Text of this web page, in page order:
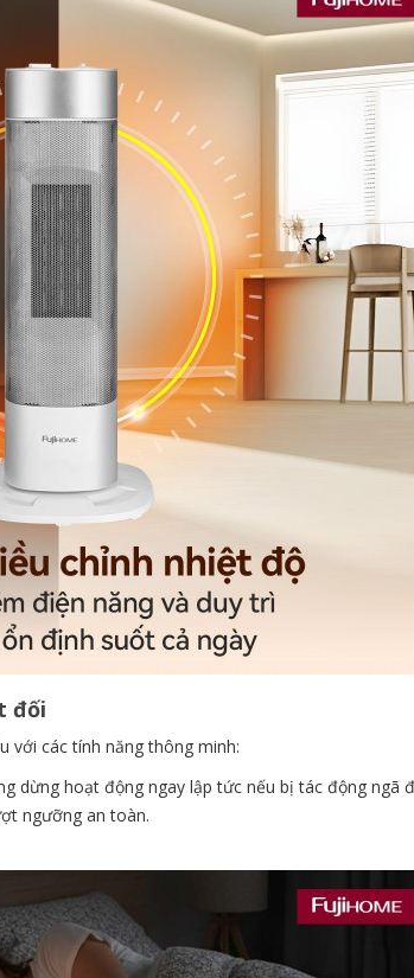
đối
với các tính năng thông minh:
dừng hoạt động ngay lập tức nếu bị tác động ngã
ngưỡng an toàn.